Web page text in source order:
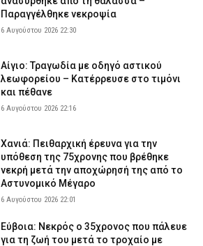
Παραγγέλθηκε νεκροψία
6 Αυγούστου 2026 22:30
Αίγιο: Τραγωδία με οδηγό αστικού
λεωφορείου – Κατέρρευσε στο τιμόνι
και πέθανε
6 Αυγούστου 2026 22:16
Χανιά: Πειθαρχική έρευνα για την
υπόθεση της 75χρονης που βρέθηκε
νεκρή μετά την αποχώρησή της από το
Αστυνομικό Μέγαρο
6 Αυγούστου 2026 22:01
Εύβοια: Νεκρός ο 35χρονος που πάλευε
για τη ζωή του μετά το τροχαίο με